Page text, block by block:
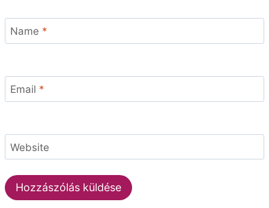
Name *
Email *
Website